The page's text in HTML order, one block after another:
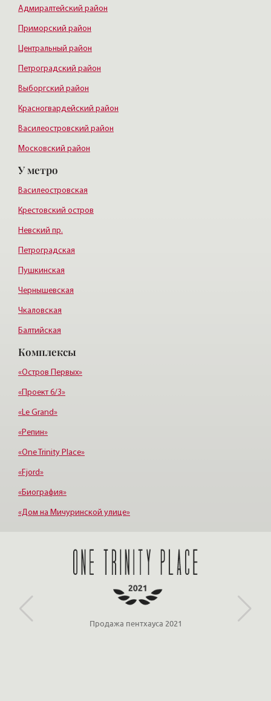
Адмиралтейский район
Приморский район
Центральный район
Петроградский район
Выборгский район
Красногвардейский район
Василеостровский район
Московский район
Курортный район
У метро
Василеостровская
Крестовский остров
Невский пр.
Петроградская
Пушкинская
Чернышевская
Чкаловская
Балтийская
Старая деревня
Удельная
Комплексы
«Остров Первых»
«Проект 6/3»
«Le Grand»
«Репин»
«One Trinity Place»
«Fjord»
«Биография»
«Дом на Мичуринской улице»
Продажа пентхауса 2021